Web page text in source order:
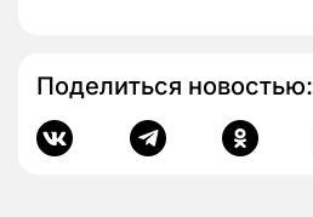
Поделиться новостью: